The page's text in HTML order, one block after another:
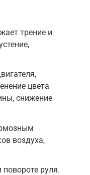
трение и
цвета
снижение
воздуха,
руля.